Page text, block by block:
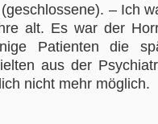
– Ich
alt. Es war der
Patienten die
aus der
nicht mehr möglich.